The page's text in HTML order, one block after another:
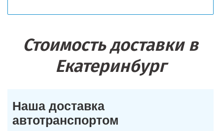
Стоимость доставки в
Екатеринбург
Наша доставка
автотранспортом